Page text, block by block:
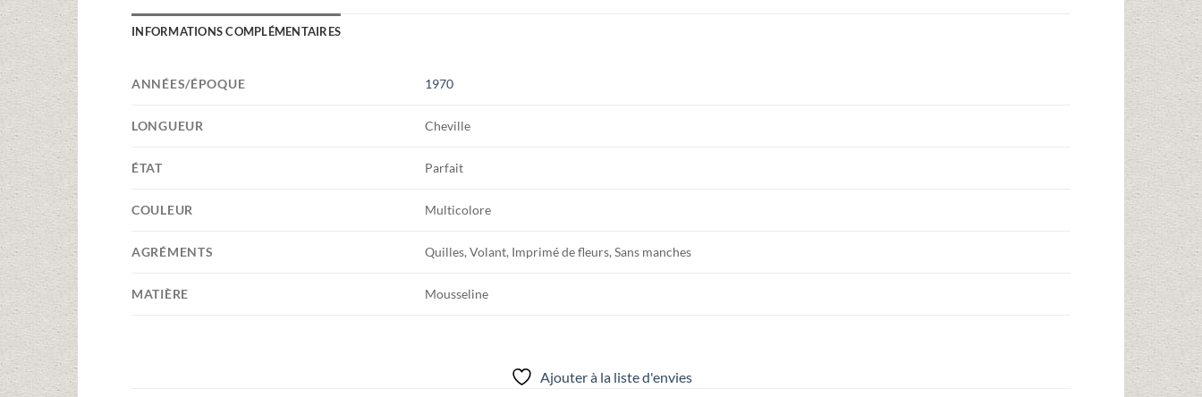
INFORMATIONS COMPLÉMENTAIRES
ANNÉES/ÉPOQUE 1970
LONGUEUR Cheville
ÉTAT Parfait
COULEUR Multicolore
AGRÉMENTS Quilles, Volant, Imprimé de fleurs, Sans manches
MATIÈRE Mousseline
Ajouter à la liste d'envies